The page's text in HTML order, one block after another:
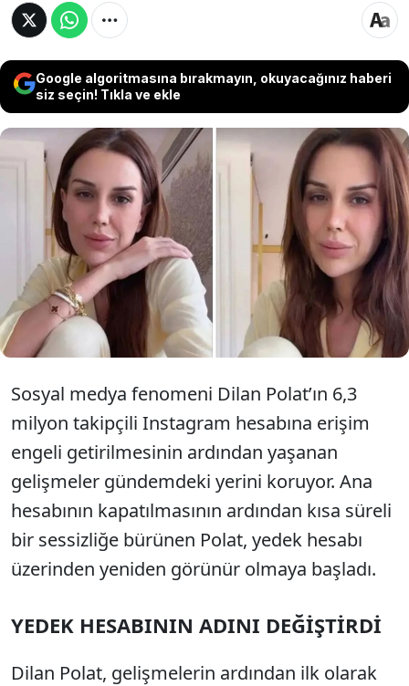
Google algoritmasına bırakmayın, okuyacağınız haberi
siz seçin! Tıkla ve ekle
Instagram hesabına erişim engeli getirilen
Dilan Polat, kısa süreli sessizliğin ardından
yedek hesabını yeniden aktif hale getirdi.
Hesabın adını değiştiren Polat’ın yeni
hamlesi dikkat çekti.
Sosyal medya fenomeni Dilan Polat’ın 6,3
milyon takipçili Instagram hesabına erişim
engeli getirilmesinin ardından yaşanan
gelişmeler gündemdeki yerini koruyor. Ana
hesabının kapatılmasının ardından kısa süreli
bir sessizliğe bürünen Polat, yedek hesabı
üzerinden yeniden görünür olmaya başladı.
YEDEK HESABININ ADINI DEĞİŞTİRDİ
Dilan Polat, gelişmelerin ardından ilk olarak